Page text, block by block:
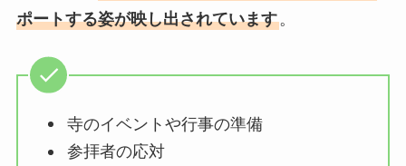
ポートする姿が映し出されています。
寺のイベントや行事の準備
参拝者の応対